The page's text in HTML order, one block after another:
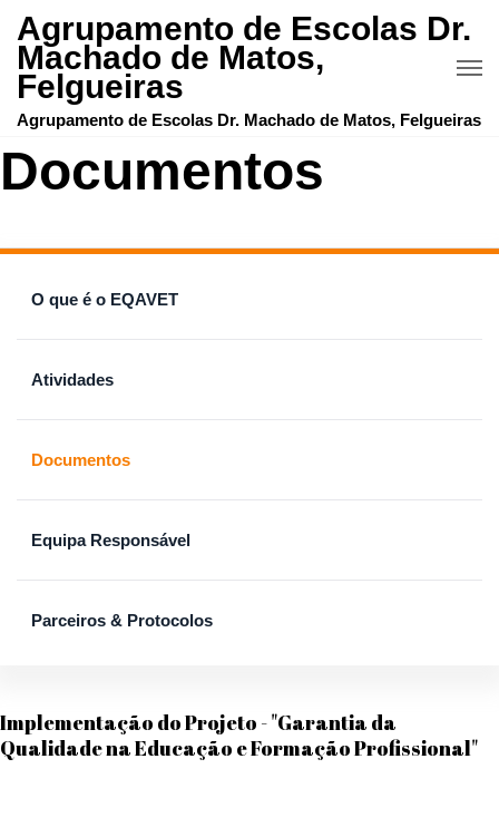
Agrupamento de Escolas Dr.
Machado de Matos,
Felgueiras
Agrupamento de Escolas Dr. Machado de Matos, Felgueiras
Documentos
Implementação do Projeto - "Garantia da
Qualidade na Educação e Formação Profissional"
O que é o EQAVET
Atividades
Documentos
Equipa Responsável
Parceiros & Protocolos